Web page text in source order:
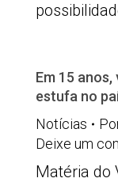
Em 15
estufa no
Notícias
Deixe um
Matéria do